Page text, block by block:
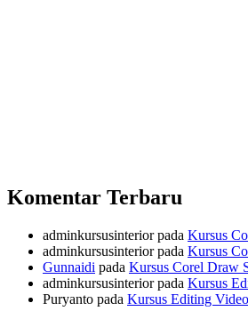
Komentar Terbaru
adminkursusinteriorpada Kursus
adminkursusinteriorpada Kursus
Gunnaidi pada Kursus Corel Draw
adminkursusinteriorpada Kursus
Puryanto pada Kursus Editing